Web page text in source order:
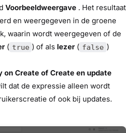
Voorbeeldweergave . Het resultaat
en weergegeven in de groene
waarin wordt weergegeven of de
( true ) of als lezer ( false )
on Create of Create en update
dat de expressie alleen wordt
of ook bij updates.